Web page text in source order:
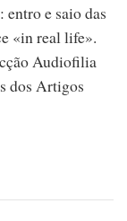
e saio das
«in real life».
Audiofilia
dos Artigos